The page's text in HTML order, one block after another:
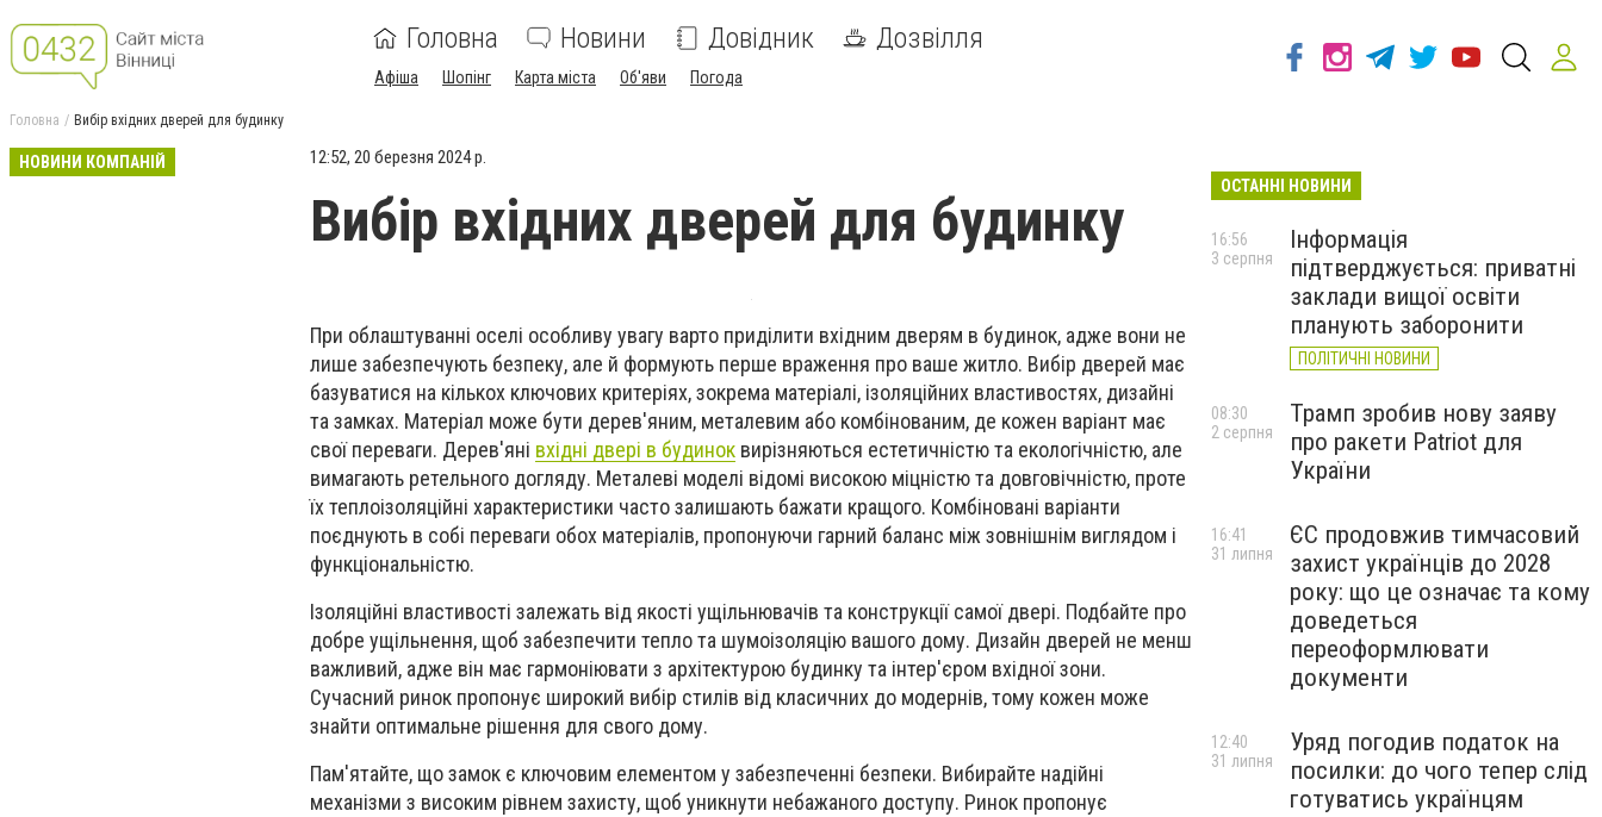
Головна Новини Довідник Дозвілля
Афіша Шопінг Карта міста Об'яви Погода
Головна Вибір вхідних дверей для будинку
НОВИНИ КОМПАНІЙ 12:52, 20 березня 2024 р.
Вибір вхідних дверей для будинку
При облаштуванні оселі особливу увагу варто приділити вхідним дверям в будинок, адже вони не
лише забезпечують безпеку, але й формують перше враження про ваше житло. Вибір дверей має
базуватися на кількох ключових критеріях, зокрема матеріалі, ізоляційних властивостях, дизайні
та замках. Матеріал може бути дерев'яним, металевим або комбінованим, де кожен варіант має
свої переваги. Дерев'яні вхідні двері в будинок вирізняються естетичністю та екологічністю, але
вимагають ретельного догляду. Металеві моделі відомі високою міцністю та довговічністю, проте
їх теплоізоляційні характеристики часто залишають бажати кращого. Комбіновані варіанти
поєднують в собі переваги обох матеріалів, пропонуючи гарний баланс між зовнішнім виглядом і
функціональністю.
Ізоляційні властивості залежать від якості ущільнювачів та конструкції самої двері. Подбайте про
добре ущільнення, щоб забезпечити тепло та шумоізоляцію вашого дому. Дизайн дверей не менш
важливий, адже він має гармоніювати з архітектурою будинку та інтер'єром вхідної зони.
Сучасний ринок пропонує широкий вибір стилів від класичних до модернів, тому кожен може
знайти оптимальне рішення для свого дому.
Пам'ятайте, що замок є ключовим елементом у забезпеченні безпеки. Вибирайте надійні
механізми з високим рівнем захисту, щоб уникнути небажаного доступу. Ринок пропонує
ОСТАННІ НОВИНИ
Інформація
підтверджується: приватні
заклади вищої освіти
планують заборонити
ПОЛІТИЧНІ НОВИНИ
16:56
3 серпня
Трамп зробив нову заяву
про ракети Patriot для
України
08:30
2 серпня
ЄС продовжив тимчасовий
захист українців до 2028
року: що це означає та кому
доведеться
переоформлювати
документи
16:41
31 липня
Уряд погодив податок на
посилки: до чого тепер слід
готуватись українцям
12:40
31 липня